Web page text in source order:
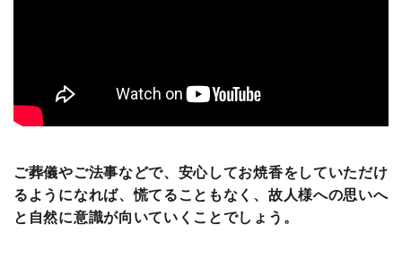
ご葬儀やご法事などで、安心してお焼香をしていただけ
るようになれば、慌てることもなく、故人様への思いへ
と自然に意識が向いていくことでしょう。